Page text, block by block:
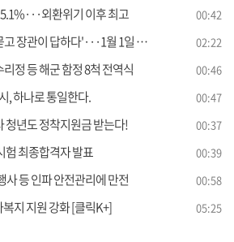
외환위기 이후 최고 00:42
관이 답하다'···1월 1일 첫 방송 02:22
정 등 해군 함정 8척 전역식 00:46
, 하나로 통일한다. 00:47
청년도 정착지원금 받는다! 00:37
험 최종합격자 발표 00:39
사 등 인파 안전관리에 만전 00:58
지 지원 강화 [클릭K+] 05:25